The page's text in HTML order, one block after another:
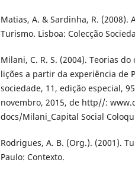
Matias, A. & Sardinha, R. (2008).
Turismo. Lisboa: Colecção
Milani, C. R. S. (2004). Teorias
lições a partir da experiência de
sociedade, 11, edição especial,
novembro, 2015, de http//:
docs/Milani_Capital Social
Rodrigues, A. B. (Org.). (2001).
Paulo: Contexto.